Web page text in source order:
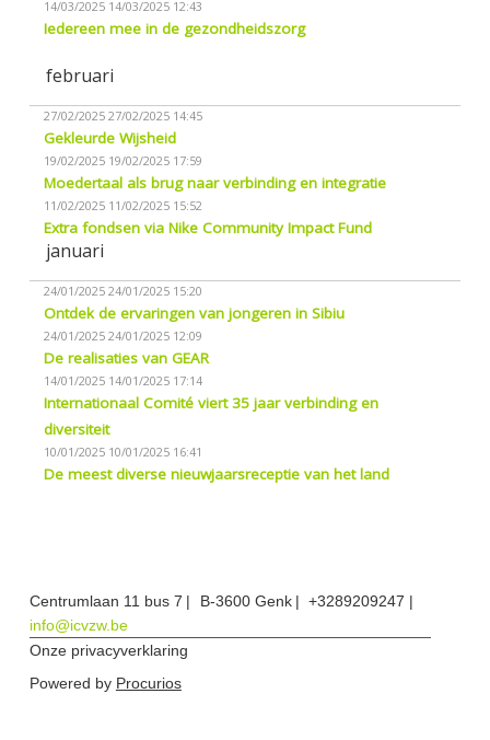
14/03/2025 14/03/2025 12:43
Iedereen mee in de gezondheidszorg
februari
27/02/2025 27/02/2025 14:45
Gekleurde Wijsheid
19/02/2025 19/02/2025 17:59
Moedertaal als brug naar verbinding en integratie
11/02/2025 11/02/2025 15:52
Extra fondsen via Nike Community Impact Fund
januari
24/01/2025 24/01/2025 15:20
Ontdek de ervaringen van jongeren in Sibiu
24/01/2025 24/01/2025 12:09
De realisaties van GEAR
14/01/2025 14/01/2025 17:14
Internationaal Comité viert 35 jaar verbinding en
diversiteit
10/01/2025 10/01/2025 16:41
De meest diverse nieuwjaarsreceptie van het land
Centrumlaan 11 bus 7 B-3600 Genk
+3289209247
info@icvzw.be
Onze privacyverklaring
Powered by Procurios